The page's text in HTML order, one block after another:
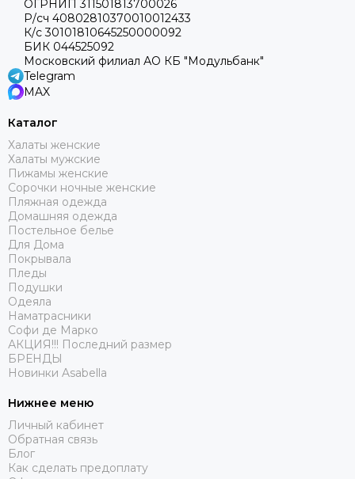
ОГРНИП 311501813700026
Р/сч 40802810370010012433
К/с 30101810645250000092
БИК 044525092
Московский филиал АО КБ "Модульбанк"
Telegram
MAX
Каталог
Халаты женские
Халаты мужские
Пижамы женские
Сорочки ночные женские
Пляжная одежда
Домашняя одежда
Постельное белье
Для Дома
Покрывала
Пледы
Подушки
Одеяла
Наматрасники
Софи де Марко
АКЦИЯ!!! Последний размер
БРЕНДЫ
Новинки Asabella
Нижнее меню
Личный кабинет
Обратная связь
Блог
Как сделать предоплату